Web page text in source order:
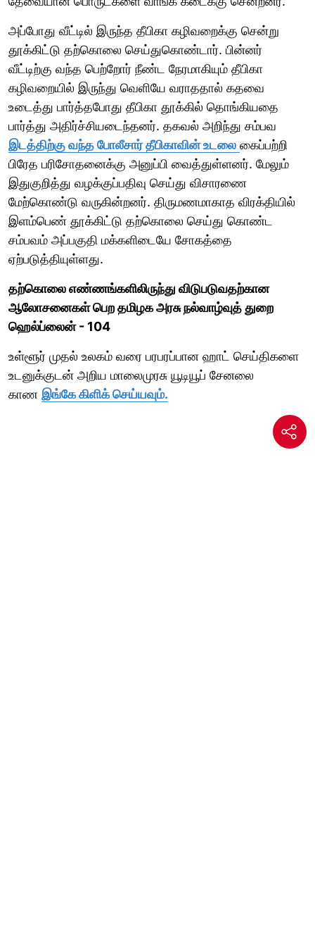
அப்போது வீட்டில் இருந்த தீபிகா கழிவறைக்கு சென்று
தூக்கிட்டு தற்கொலை செய்துகொண்டார். பின்னர்
வீட்டிற்கு வந்த பெற்றோர் நீண்ட நேரமாகியும் தீபிகா
கழிவறையில் இருந்து வெளியே வராததால் கதவை
உடைத்து பார்த்தபோது தீபிகா தூக்கில் தொங்கியதை
பார்த்து அதிர்ச்சியடைந்தனர். தகவல் அறிந்து சம்பவ
இடத்திற்கு வந்த போலீசார் தீபிகாவின் உடலை கைப்பற்றி
பிரேத பரிசோதனைக்கு அனுப்பி வைத்துள்ளனர். மேலும்
இதுகுறித்து வழக்குப்பதிவு செய்து விசாரணை
மேற்கொண்டு வருகின்றனர். திருமணமாகாத விரக்தியில்
இளம்பெண் தூக்கிட்டு தற்கொலை செய்து கொண்ட
சம்பவம் அப்பகுதி மக்களிடையே சோகத்தை
ஏற்படுத்தியுள்ளது.
தற்கொலை எண்ணங்களிலிருந்து விடுபடுவதற்கான
ஆலோசனைகள் பெற தமிழக அரசு நல்வாழ்வுத் துறை
ஹெல்ப்லைன் - 104
உள்ளூர் முதல் உலகம் வரை பரபரப்பான ஹாட் செய்திகளை
உடனுக்குடன் அறிய மாலைமுரசு யூடியூப் சேனலை
காண இங்கே கிளிக் செய்யவும்.